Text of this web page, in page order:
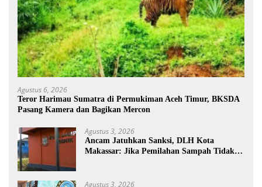
Agustus 6, 2026
Teror Harimau Sumatra di Permukiman Aceh Timur, BKSDA
Pasang Kamera dan Bagikan Mercon
Agustus 3, 2026
Ancam Jatuhkan Sanksi, DLH Kota
Makassar: Jika Pemilahan Sampah Tidak
Agustus 3, 2026